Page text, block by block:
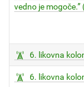
vedno je
6. likovna
6. likovna